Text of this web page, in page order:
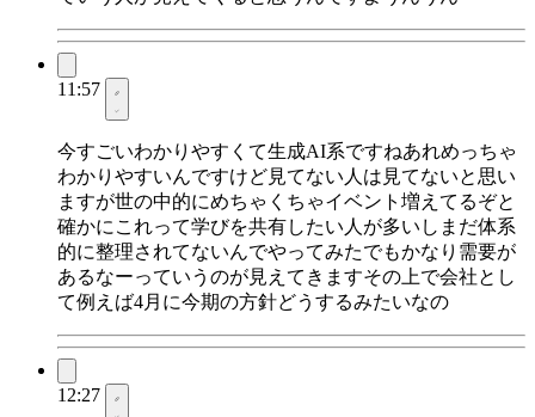
11:57
今すごいわかりやすくて生成AI系ですねあれめっちゃ
わかりやすいんですけど見てない人は見てないと思い
ますが世の中的にめちゃくちゃイベント増えてるぞと
確かにこれって学びを共有したい人が多いしまだ体系
的に整理されてないんでやってみたでもかなり需要が
あるなーっていうのが見えてきますその上で会社とし
て例えば4月に今期の方針どうするみたいなの
12:27